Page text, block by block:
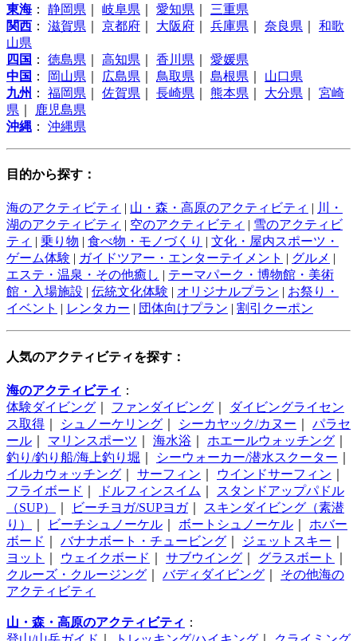
東海： 静岡県 岐阜県 愛知県
三重県
関西 ： 滋賀県 京都府 大阪府 兵庫県 奈良県
和歌
山県
四国 ： 徳島県 高知県 香川県
愛媛県
中国 ： 岡山県 広島県 鳥取県 島根県
山口県
九州 ： 福岡県 佐賀県 長崎県 熊本県 大分県
宮崎
県
鹿児島県
沖縄 ： 沖縄県
目的から探す：
海のアクティビティ | 山・森・高原のアクティビティ | 川・
湖のアクティビティ | 空のアクティビティ | 雪のアクティビ
ティ | 乗り物 | 食べ物・モノづくり | 文化・屋内スポーツ・
ゲーム体験 | ガイドツアー・エンターテイメント | グルメ |
エステ・温泉・その他癒し | テーマパーク・博物館・美術
館・入場施設 | 伝統文化体験 | オリジナルプラン | お祭り・
イベント | レンタカー | 団体向けプラン | 割引クーポン
人気のアクティビティを探す：
海のアクティビティ ：
体験ダイビング
ファンダイビング
ダイビングライセン
ス取得
シュノーケリング シーカヤック/カヌー
パラセ
ール
マリンスポーツ 海水浴 ホエールウォッチング
釣り/釣り船/海上釣り堀
シーウォーカー/潜水スクーター
イルカウォッチング
サーフィン ウインドサーフィン
フライボード
ドルフィンスイム
スタンドアップパドル
（SUP）
ビーチヨガ/SUPヨガ｜
スキンダイビング（素潜
り）
ビーチシュノーケル ボートシュノーケル
ホバー
ボード
バナナボート・チュービング ジェットスキー
ヨット
ウェイクボード サブウイング グラスボート
クルーズ・クルージング
バディダイビング
その他海の
アクティビティ
山・森・高原のアクティビティ ：